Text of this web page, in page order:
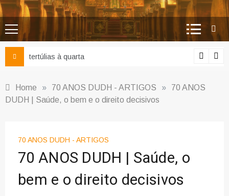
Ciência e religião: como superar o equívoco do conflito
Home » 70 ANOS DUDH - ARTIGOS »
70 ANOS
DUDH | Saúde, o bem e o direito decisivos
70 ANOS DUDH - ARTIGOS
70 ANOS DUDH | Saúde, o
bem e o direito decisivos